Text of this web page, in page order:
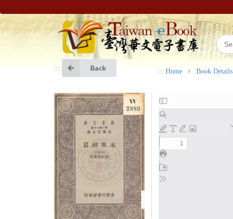
::: Back ::: Home Book Details